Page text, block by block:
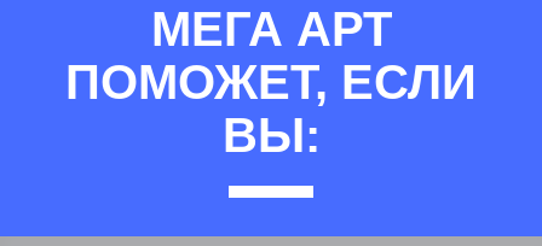
МЕГА АРТ
ПОМОЖЕТ, ЕСЛИ
ВЫ: